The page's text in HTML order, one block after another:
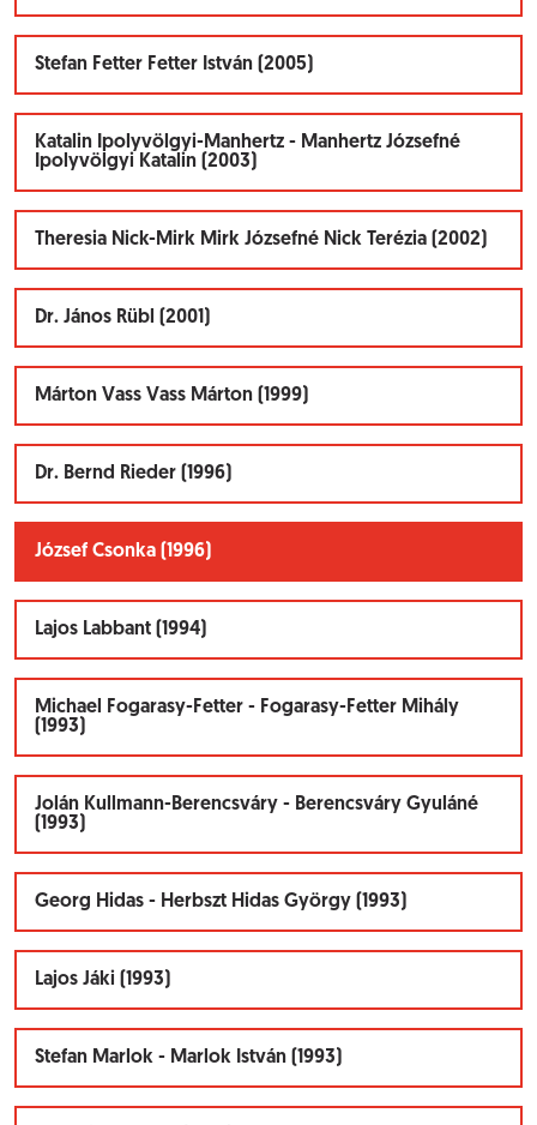
Stefan Fetter Fetter István (2005)
Katalin Ipolyvölgyi-Manhertz - Manhertz Józsefné
Ipolyvölgyi Katalin (2003)
Theresia Nick-Mirk Mirk Józsefné Nick Terézia (2002)
Dr. János Rübl (2001)
Márton Vass Vass Márton (1999)
Dr. Bernd Rieder (1996)
József Csonka (1996)
Lajos Labbant (1994)
Michael Fogarasy-Fetter - Fogarasy-Fetter Mihály
(1993)
Jolán Kullmann-Berencsváry - Berencsváry Gyuláné
(1993)
Georg Hidas - Herbszt Hidas György (1993)
Lajos Jáki (1993)
Stefan Marlok - Marlok István (1993)